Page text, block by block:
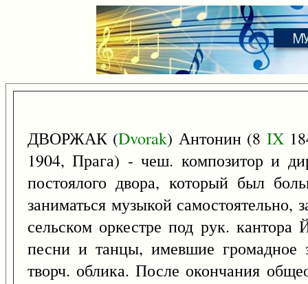
ДВОРЖАК (Dvorak) Антонин (8 IX
1904, Прага) - чеш. композитор и
постоялого двора, который был
заниматься музыкой самостоятельно,
сельском оркестре под рук.
песни и танцы, имевшие громадное
творч. облика. После окончания